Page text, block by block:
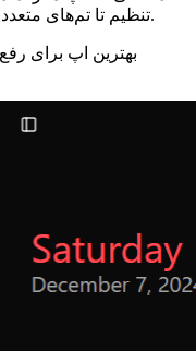
تنظیم تا تم‌های متعدد، ما همه چیز را برای شما فراهم کرده‌ایم.
بهترین اپ برای